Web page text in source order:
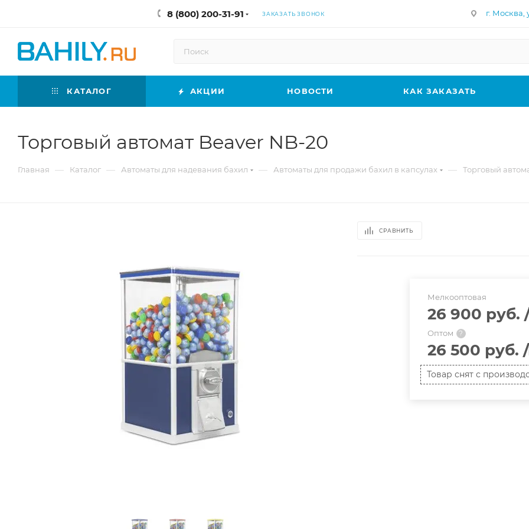
8 (800) 200-31-91 ЗАКАЗАТЬ ЗВОНОК г. Москва,
КАТАЛОГ АКЦИИ НОВОСТИ КАК ЗАКАЗАТЬ
Торговый автомат Beaver NB-20
Главная — Каталог — Автоматы для надевания бахил — Автоматы для продажи бахил в капсулах — Торговый
СРАВНИТЬ
Мелкооптовая
26 900 руб.
Оптом ?
26 500 руб.
Товар снят с